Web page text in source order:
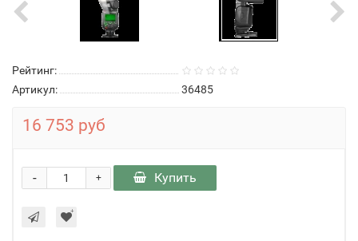
Рейтинг:
Артикул:
36485
16 753 руб
+
- Купить